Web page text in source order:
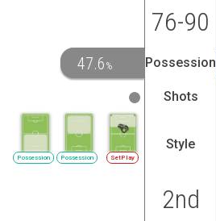
76-90
47.6 % Possession
Shots
SetPlay
Possession
Possession
Style
2nd